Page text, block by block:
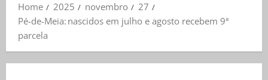
Home
2025 novembro
27
Pé-de-Meia: nascidos em julho e agosto recebem 9ª
parcela